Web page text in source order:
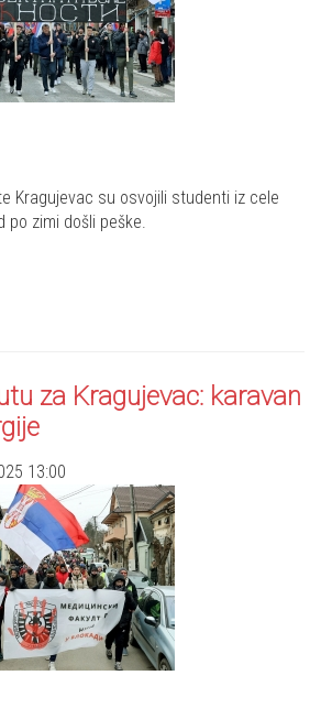
Kragujevac su osvojili studenti iz cele
po zimi došli peške.
za Kragujevac: karavan
13:00